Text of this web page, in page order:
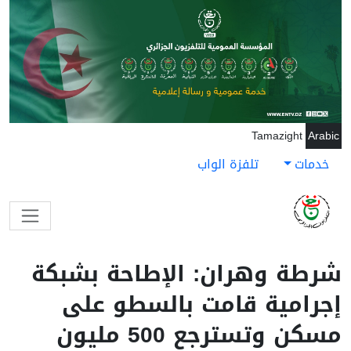
تجاوز إلى المحتوى الرئيسي
Arabic
Tamazight
خدمات تلفزة الواب
شرطة وهران: الإطاحة بشبكة
إجرامية قامت بالسطو على
مسكن وتسترجع 500 مليون